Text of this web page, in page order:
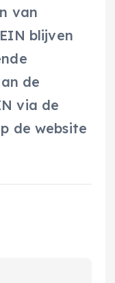
van
blijven
de
via de
de website